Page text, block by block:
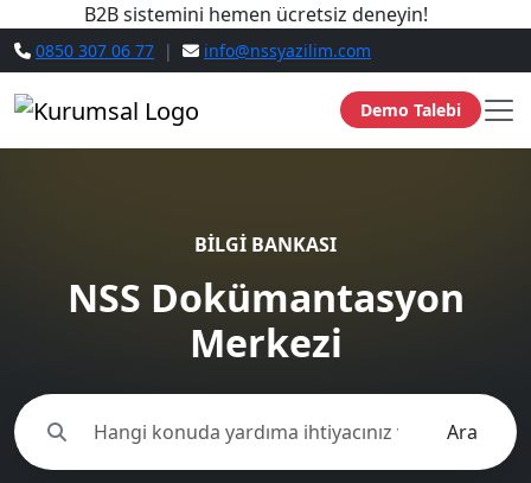
B2B sistemini hemen ücretsiz deneyin!
0850 307 06 77 | info@nssyazilim.com
Demo Talebi
BİLGİ BANKASI
NSS Dokümantasyon
Merkezi
Ara